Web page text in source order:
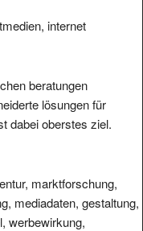
internet
beratungen
lösungen für
dabei oberstes ziel.
marktforschung,
mediadaten, gestaltung,
werbewirkung,